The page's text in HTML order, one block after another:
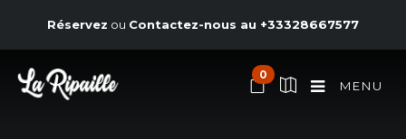
Réservez ou Contactez-nous au +33328667577
0
MENU